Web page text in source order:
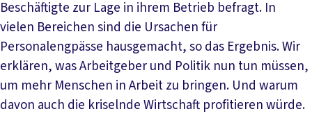
Beschäftigte zur Lage in ihrem Betrieb befragt. In
vielen Bereichen sind die Ursachen für
Personalengpässe hausgemacht, so das Ergebnis. Wir
erklären, was Arbeitgeber und Politik nun tun müssen,
um mehr Menschen in Arbeit zu bringen. Und warum
davon auch die kriselnde Wirtschaft profitieren würde.